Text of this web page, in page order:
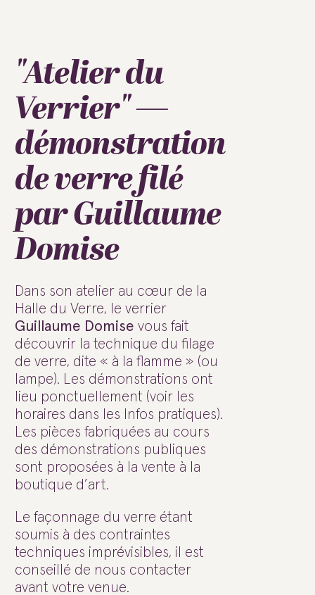
"Atelier du
Verrier" —
démonstration
de verre filé
par Guillaume
Domise
Dans son atelier au cœur de la
Halle du Verre, le verrier
Guillaume Domise vous fait
découvrir la technique du filage
de verre, dite « à la flamme » (ou
lampe). Les démonstrations ont
lieu ponctuellement (voir les
horaires dans les Infos pratiques).
Les pièces fabriquées au cours
des démonstrations publiques
sont proposées à la vente à la
boutique d’art.
Le façonnage du verre étant
soumis à des contraintes
techniques imprévisibles, il est
conseillé de nous contacter
avant votre venue.